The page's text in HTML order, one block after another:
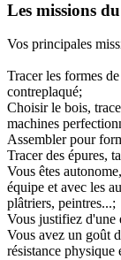
Les missions
Vos principales
Tracer les formes
contreplaqué;
Choisir le bois,
machines
Assembler pour
Tracer des épures,
Vous êtes
équipe et avec les
plâtriers, peintres...;
Vous justifiez d'une
Vous avez un goût
résistance physique